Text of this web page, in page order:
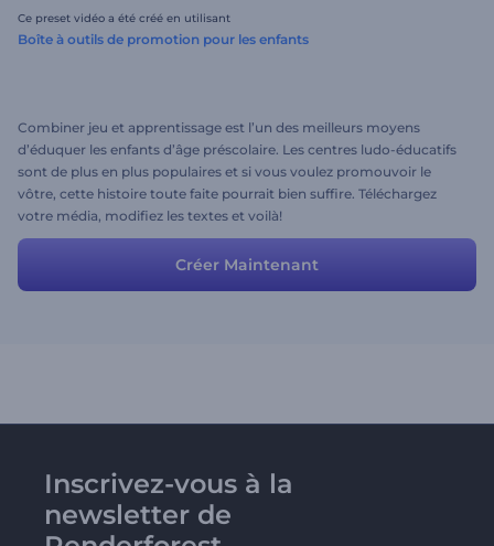
Ce preset vidéo a été créé en utilisant
Boîte à outils de promotion pour les enfants
Combiner jeu et apprentissage est l’un des meilleurs moyens
d’éduquer les enfants d’âge préscolaire. Les centres ludo-éducatifs
sont de plus en plus populaires et si vous voulez promouvoir le
vôtre, cette histoire toute faite pourrait bien suffire. Téléchargez
votre média, modifiez les textes et voilà!
Créer Maintenant
Inscrivez-vous à la
newsletter de